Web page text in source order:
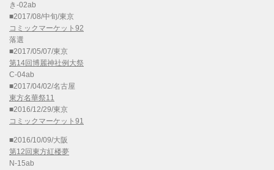
き-02ab
■2017/08/中旬/東京
コミックマーケット92
落選
■2017/05/07/東京
第14回博麗神社例大祭
C-04ab
■2017/04/02/名古屋
東方名華祭11
■2016/12/29/東京
コミックマーケット91
■2016/10/09/大阪
第12回東方紅楼夢
N-15ab